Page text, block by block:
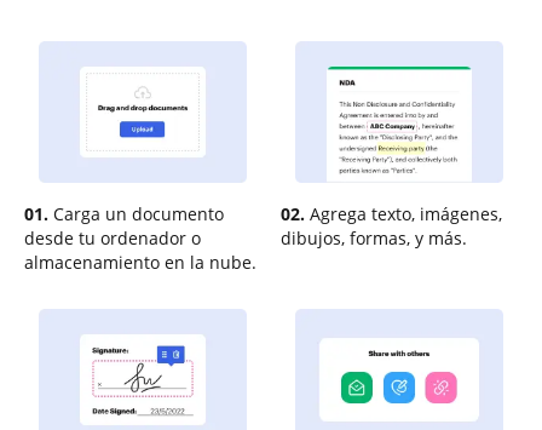
01. Carga un documento
desde tu ordenador o
almacenamiento en la nube.
02. Agrega texto, imágenes,
dibujos, formas, y más.